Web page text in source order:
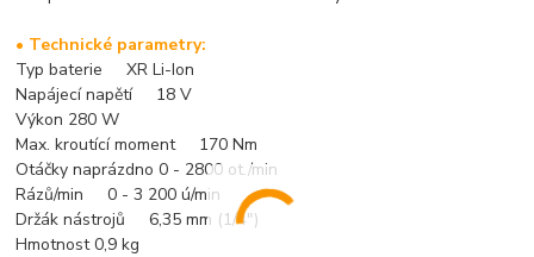
• Technické parametry:
Typ baterie XR Li-Ion
Napájecí napětí 18 V
Výkon 280 W
Max. kroutící moment 170 Nm
Otáčky naprázdno 0 - 2800 ot./min
Rázů/min 0 - 3 200 ú/min
Držák nástrojů 6,35 mm (1/4")
Hmotnost 0,9 kg